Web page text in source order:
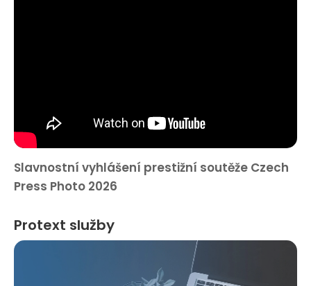
Slavnostní vyhlášení prestižní soutěže Czech
Press Photo 2026
Protext služby